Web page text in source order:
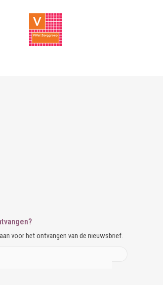
voor het ontvangen van de nieuwsbrief.